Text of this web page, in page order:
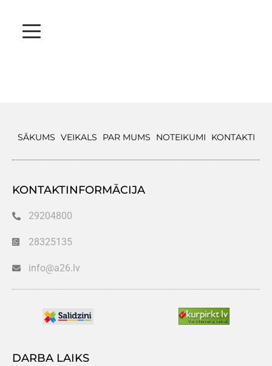
SĀKUMS VEIKALS PAR MUMS NOTEIKUMI KONTAKTI
KONTAKTINFORMĀCIJA
29204800
28325135
info@a26.lv
DARBA LAIKS